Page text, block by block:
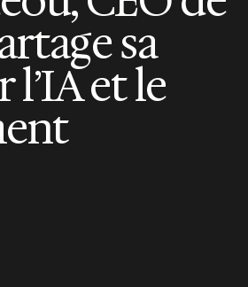
sa
et le